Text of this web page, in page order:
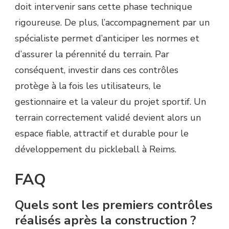
doit intervenir sans cette phase technique
rigoureuse. De plus, l’accompagnement par un
spécialiste permet d’anticiper les normes et
d’assurer la pérennité du terrain. Par
conséquent, investir dans ces contrôles
protège à la fois les utilisateurs, le
gestionnaire et la valeur du projet sportif. Un
terrain correctement validé devient alors un
espace fiable, attractif et durable pour le
développement du pickleball à Reims.
FAQ
Quels sont les premiers contrôles
réalisés après la construction ?